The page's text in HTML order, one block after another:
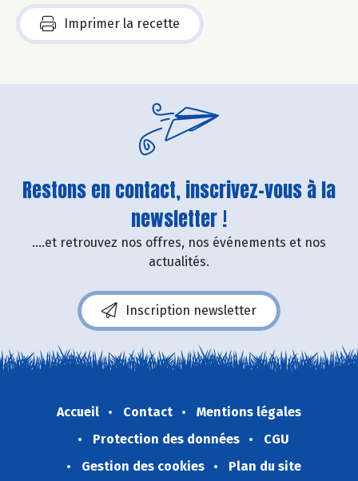
Imprimer la recette
Restons en contact, inscrivez-vous à la
newsletter !
....et retrouvez nos offres, nos événements et nos
actualités.
Inscription newsletter
Accueil Contact
Mentions légales
Protection des données
CGU
Gestion des cookies
Plan du site